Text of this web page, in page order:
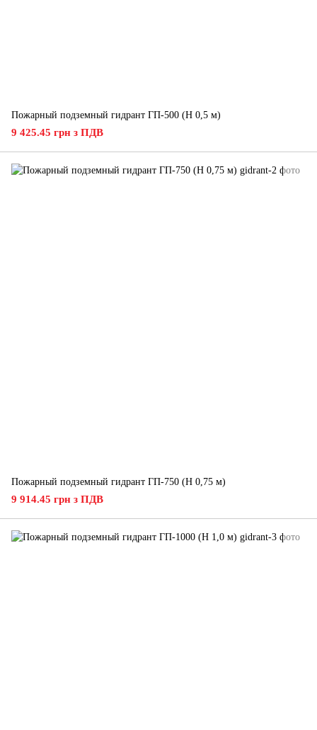
Пожарный подземный гидрант ГП-500 (H 0,5 м)
9 425.45 грн з ПДВ
Пожарный подземный гидрант ГП-750 (H 0,75 м)
9 914.45 грн з ПДВ